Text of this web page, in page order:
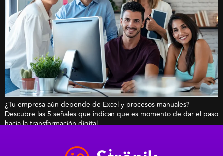
¿Tu empresa aún depende de Excel y procesos manuales?
Descubre las 5 señales que indican que es momento de dar el paso
hacia la transformación digital.